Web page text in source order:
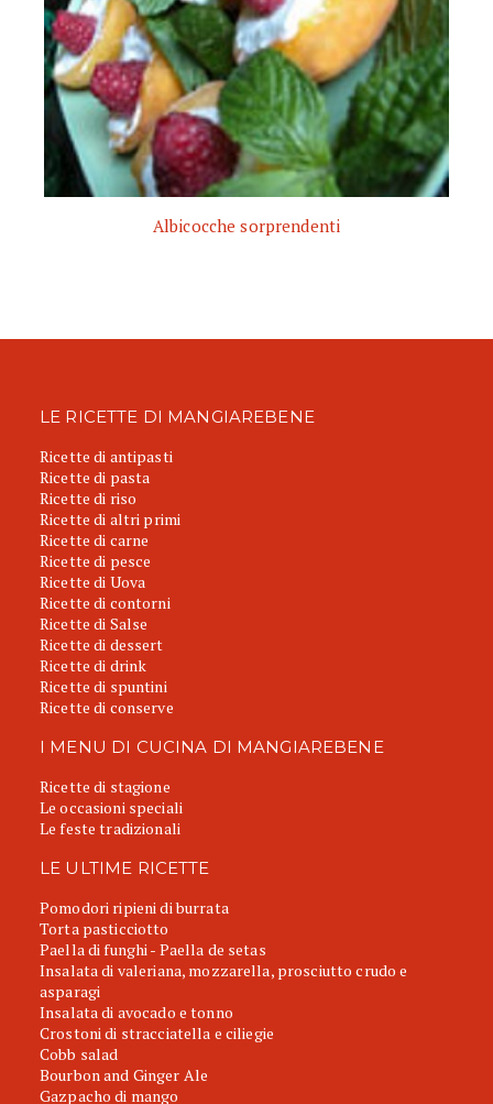
Albicocche sorprendenti
LE RICETTE DI MANGIAREBENE
Ricette di antipasti
Ricette di pasta
Ricette di riso
Ricette di altri primi
Ricette di carne
Ricette di pesce
Ricette di Uova
Ricette di contorni
Ricette di Salse
Ricette di dessert
Ricette di drink
Ricette di spuntini
Ricette di conserve
I MENU DI CUCINA DI MANGIAREBENE
Ricette di stagione
Le occasioni speciali
Le feste tradizionali
LE ULTIME RICETTE
Pomodori ripieni di burrata
Torta pasticciotto
Paella di funghi - Paella de setas
Insalata di valeriana, mozzarella, prosciutto crudo e
asparagi
Insalata di avocado e tonno
Crostoni di stracciatella e ciliegie
Cobb salad
Bourbon and Ginger Ale
Gazpacho di mango